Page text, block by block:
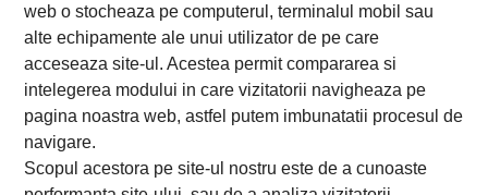
web o stocheaza pe computerul, terminalul mobil sau
alte echipamente ale unui utilizator de pe care
acceseaza site-ul. Acestea permit compararea si
intelegerea modului in care vizitatorii navigheaza pe
pagina noastra web, astfel putem imbunatatii procesul de
navigare.
Scopul acestora pe site-ul nostru este de a cunoaste